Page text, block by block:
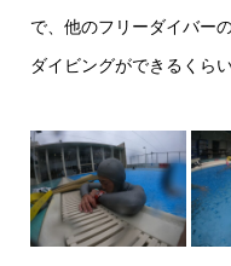
で、他のフリーダイバー
ダイビングができるくら